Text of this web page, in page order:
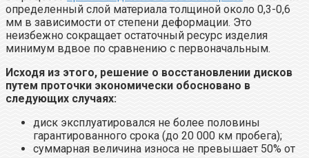
определенный слой материала толщиной около 0,3-0,6
мм в зависимости от степени деформации. Это
неизбежно сокращает остаточный ресурс изделия
минимум вдвое по сравнению с первоначальным.
Исходя из этого, решение о восстановлении дисков
путем проточки экономически обосновано в
следующих случаях:
диск эксплуатировался не более половины
гарантированного срока (до 20 000 км пробега);
суммарная величина износа не превышает 50% от